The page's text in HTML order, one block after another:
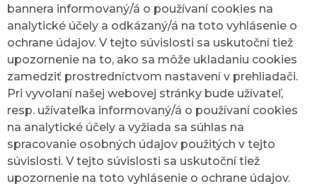
bannera informovaný/á o používaní cookies na
analytické účely a odkázaný/á na toto vyhlásenie o
ochrane údajov. V tejto súvislosti sa uskutoční tiež
upozornenie na to, ako sa môže ukladaniu cookies
zamedziť prostredníctvom nastavení v prehliadači.
Pri vyvolaní našej webovej stránky bude užívateľ,
resp. užívateľka informovaný/á o používaní cookies
na analytické účely a vyžiada sa súhlas na
spracovanie osobných údajov použitých v tejto
súvislosti. V tejto súvislosti sa uskutoční tiež
upozornenie na toto vyhlásenie o ochrane údajov.